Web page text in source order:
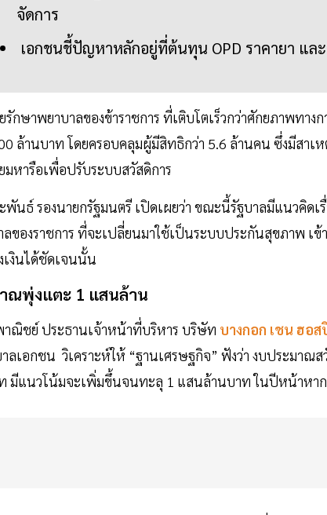
จัดการ
เอกชนชี้ปัญหาหลักอยู่ที่ต้นทุน OPD ราคายา แล
รักษาพยาบาลของข้าราชการ ที่เติบโตเร็วกว่าศักยภาพทา
ล้านบาท โดยครอบคลุมผู้มีสิทธิกว่า 5.6 ล้านคน ซึ่งมีสาเ
มหารือเพื่อปรับระบบสวัสดิการ
นธ์ รองนายกรัฐมนตรี เปิดเผยว่า ขณะนี้รัฐบาลมีแนวคิดเรื่
ของราชการ ที่จะเปลี่ยนมาใช้เป็นระบบประกันสุขภาพ เ
เงินได้ชัดเจนนั้น
ณพุ่งแตะ 1 แสนล้าน
ณิชย์ ประธานเจ้าหน้าที่บริหาร บริษัท บางกอก เชน ฮอ
ลเอกชน วิเคราะห์ให้ “ฐานเศรษฐกิจ” ฟังว่า งบประมาณ
มีแนวโน้มจะเพิ่มขึ้นจนทะลุ 1 แสนล้านบาท ในปีหน้าหาก